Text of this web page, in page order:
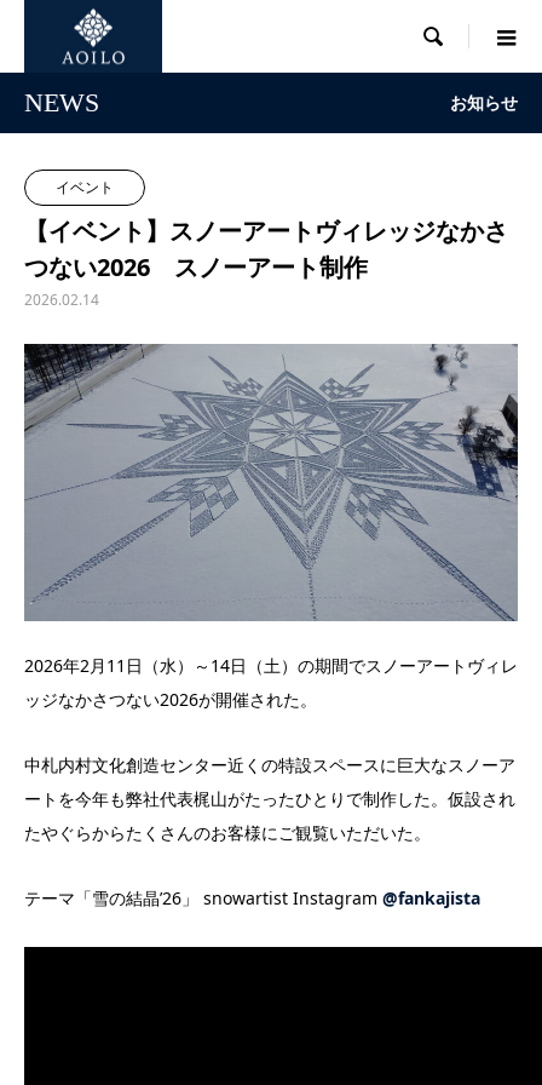

NEWS お知らせ
イベント
【イベント】スノーアートヴィレッジなかさ
つない2026 スノーアート制作
2026.02.14
2026年2月11日（水）～14日（土）の期間でスノーアートヴィレ
ッジなかさつない2026が開催された。
中札内村文化創造センター近くの特設スペースに巨大なスノーア
ートを今年も弊社代表梶山がたったひとりで制作した。仮設され
たやぐらからたくさんのお客様にご観覧いただいた。
テーマ「雪の結晶’26」 snowartist Instagram @fankajista